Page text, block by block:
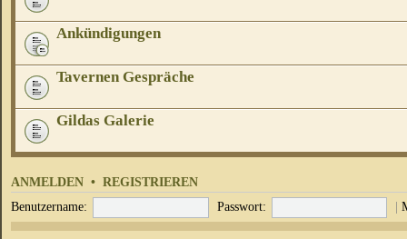
Ankündigungen
Tavernen Gespräche
Gildas Galerie
ANMELDEN • REGISTRIEREN
Benutzername: Passwort: |